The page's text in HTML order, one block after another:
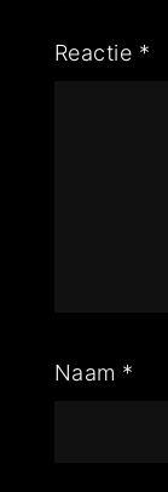
Reactie *
Naam *